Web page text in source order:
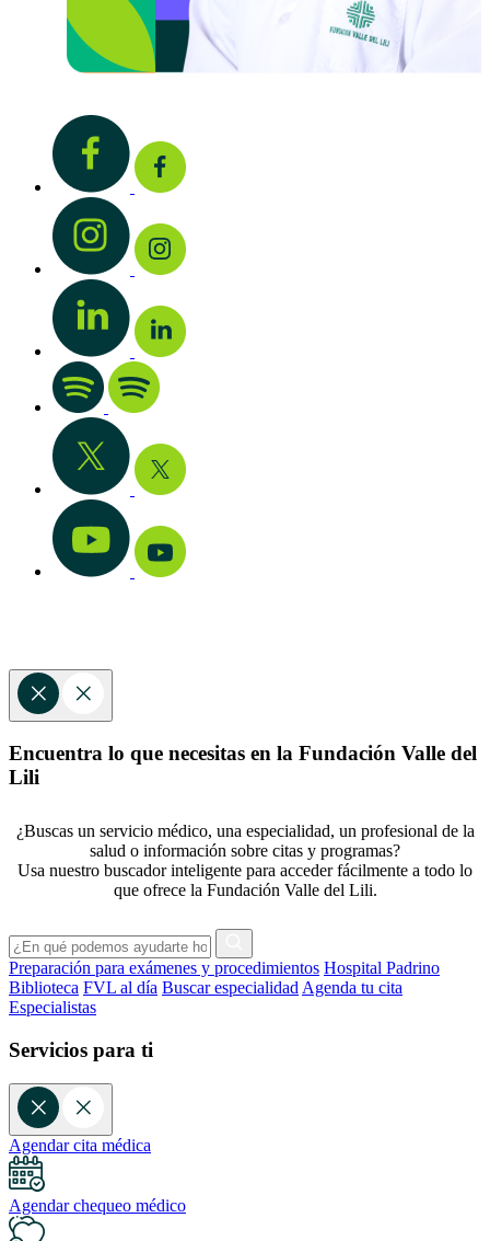
Encuentra lo que necesitas en la Fundación Valle del
Lili
¿Buscas un servicio médico, una especialidad, un profesional de la
salud o información sobre citas y programas?
Usa nuestro buscador inteligente para acceder fácilmente a todo lo
que ofrece la Fundación Valle del Lili.
Preparación para exámenes y procedimientos Hospital Padrino
Biblioteca FVL al día Buscar especialidad Agenda tu cita
Especialistas
Servicios para ti
Agendar cita médica
Agendar chequeo médico